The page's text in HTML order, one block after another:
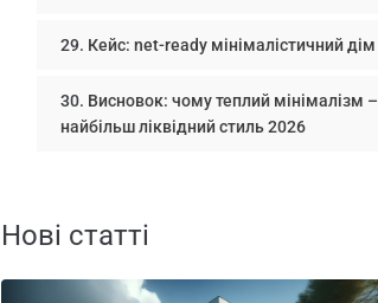
Кейс: net-ready мінімалістичний дім
Висновок: чому теплий мінімалізм –
найбільш ліквідний стиль 2026
Нові статті